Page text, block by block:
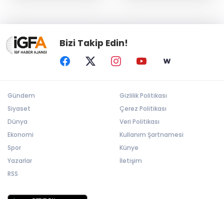
Bizi Takip Edin!
Gündem
Siyaset
Dünya
Ekonomi
Spor
Yazarlar
RSS
Gizlilik Politikası
Çerez Politikası
Veri Politikası
Kullanım Şartnamesi
Künye
İletişim